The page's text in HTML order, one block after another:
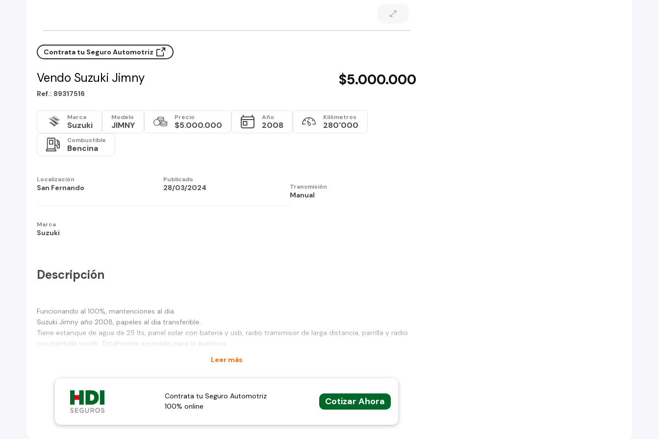
Contrata tu Seguro Automotriz
Vendo Suzuki Jimny $5.000.000
Ref.: 89317516
Marca
Suzuki
Modelo
JIMNY
Precio
$5.000.000
Año
2008
Kilómetros
280'000
Combustible
Bencina
Localización
San Fernando
Publicado
28/03/2024 Transmisión
Manual
Marca
Suzuki
Descripción
Funcionando al 100%, mantenciones al dia.
Suzuki Jimny año 2008, papeles al dia transferible.
Tiene estanque de agua de 25 lts, panel solar con bateria y usb, radio transmisor de larga distancia, parrilla y radio
con pantalla touch. Totalmente equipado para la aventura
Leer más
Contrata tu Seguro Automotriz
100% online
Cotizar Ahora